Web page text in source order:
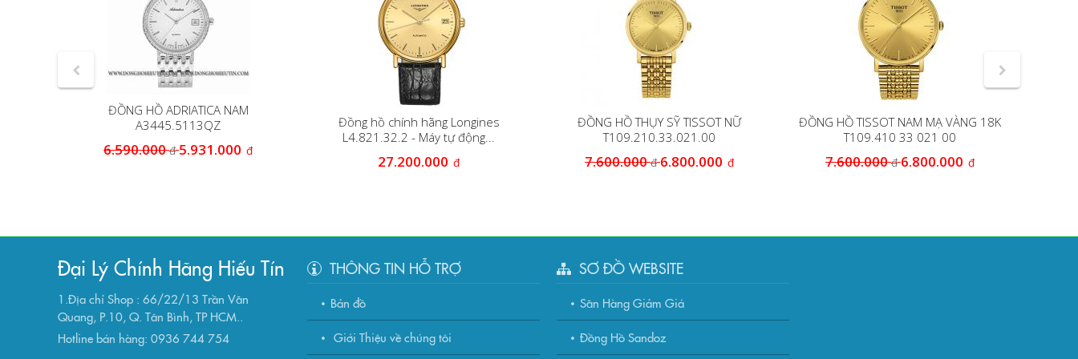
ĐỒNG HỒ ADRIATICA NAM
A3445.5113QZ
6.590.000đ 5.931.000 đ
Đồng hồ chính hãng Longines
L4.821.32.2 - Máy tự động...
27.200.000 đ
ĐỒNG HỒ THỤY SỸ TISSOT NỮ
T109.210.33.021.00
7.600.000đ 6.800.000 đ
ĐỒNG HỒ TISSOT NAM MẠ VÀNG 18K
T109.410 33 021 00
7.600.000đ 6.800.000 đ
Đại Lý Chính Hãng Hiếu Tín
1.Địa chỉ Shop : 66/22/13 Trần Văn
Quang, P.10, Q. Tân Bình, TP HCM..
Hotline bán hàng: 0936 744 754
THÔNG TIN HỖ TRỢ
Bản đồ
Giới Thiệu về chúng tôi
SƠ ĐỒ WEBSITE
Săn Hàng Giảm Giá
Đồng Hồ Sandoz